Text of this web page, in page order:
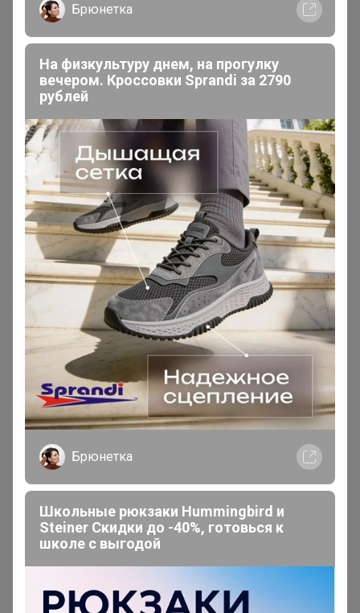
В теме "ZARA - РАСПРОДАЖИ из Германии +
новинки"
25 августа, 2025 16:51
Добрый день! Сориентируйте пожалуйста по приходу
закупки.
Томочка@
Магистр
В теме "CLEVER & ТАТ - это красиво и комфортно.
Большая РАСПРОДАЖА!"
16 августа, 2025 10:15
Здравствуйте, поменяйте статус. Товар получила.
Томочка@
Брюнетка
На физкультуру днем, на прогулку
вечером. Кроссовки Sprandi за 2790
рублей
Брюнетка
Школьные рюкзаки Hummingbird и
Steiner Скидки до -40%, готовься к
школе с выгодой